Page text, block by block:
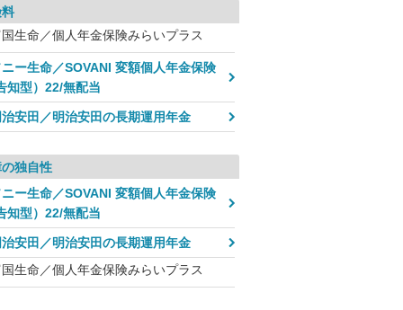
生命／個人年金保険みらいプラス
ニー生命／SOVANI 変額個人年金保険
知型）22/無配当
治安田／明治安田の長期運用年金
独自性
ニー生命／SOVANI 変額個人年金保険
知型）22/無配当
治安田／明治安田の長期運用年金
生命／個人年金保険みらいプラス